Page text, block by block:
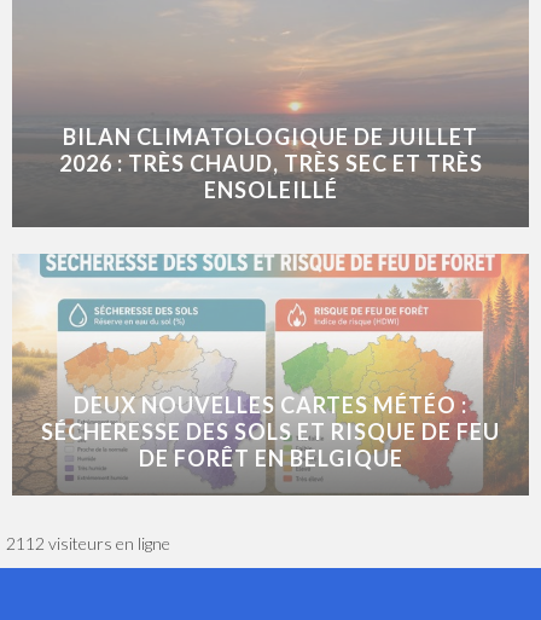
BILAN CLIMATOLOGIQUE DE JUILLET
2026 : TRÈS CHAUD, TRÈS SEC ET TRÈS
ENSOLEILLÉ
DEUX NOUVELLES CARTES MÉTÉO :
SÉCHERESSE DES SOLS ET RISQUE DE FEU
DE FORÊT EN BELGIQUE
2112 visiteurs en ligne